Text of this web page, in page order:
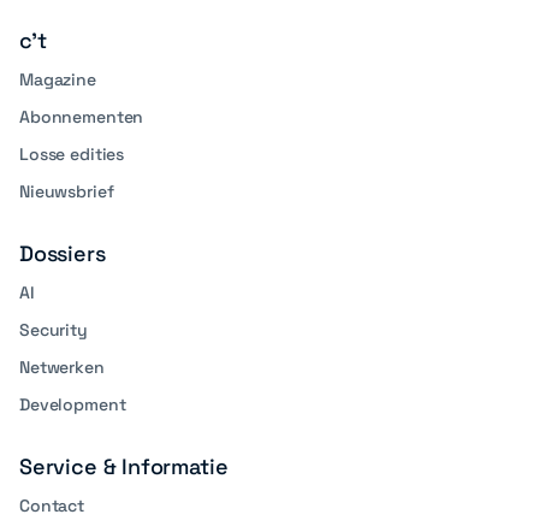
c't
Magazine
Abonnementen
Losse edities
Nieuwsbrief
Dossiers
AI
Security
Netwerken
Development
Service & Informatie
Contact